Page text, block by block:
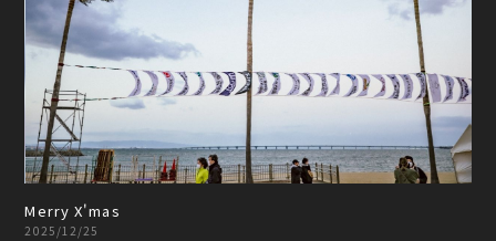
Merry X'mas
2025/12/25